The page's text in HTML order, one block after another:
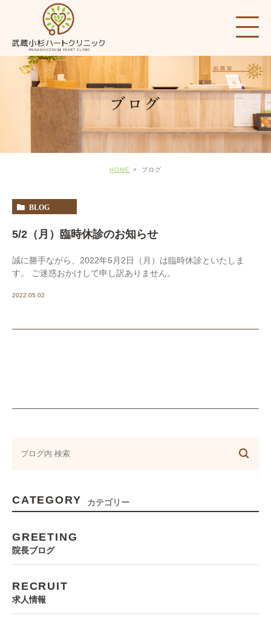
ブログ
HOME ブログ
BLOG
5/2（月）臨時休診のお知らせ
誠に勝手ながら、2022年5月2日（月）は臨時休診といたしま
す。 ご迷惑おかけして申し訳ありません。
2022.05.02
CATEGORY カテゴリー
GREETING
院長ブログ
RECRUIT
求人情報